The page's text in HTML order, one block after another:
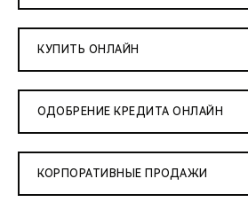
КУПИТЬ ОНЛАЙН
ОДОБРЕНИЕ КРЕДИТА ОНЛАЙН
КОРПОРАТИВНЫЕ ПРОДАЖИ